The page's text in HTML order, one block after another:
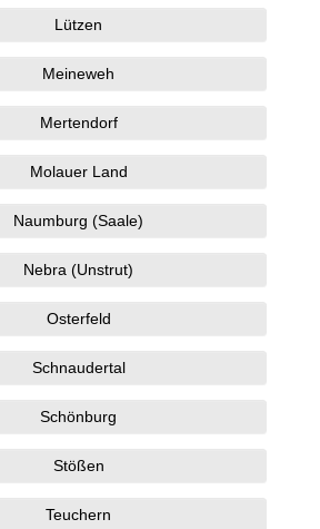
Lützen
Meineweh
Mertendorf
Molauer Land
Naumburg (Saale)
Nebra (Unstrut)
Osterfeld
Schnaudertal
Schönburg
Stößen
Teuchern